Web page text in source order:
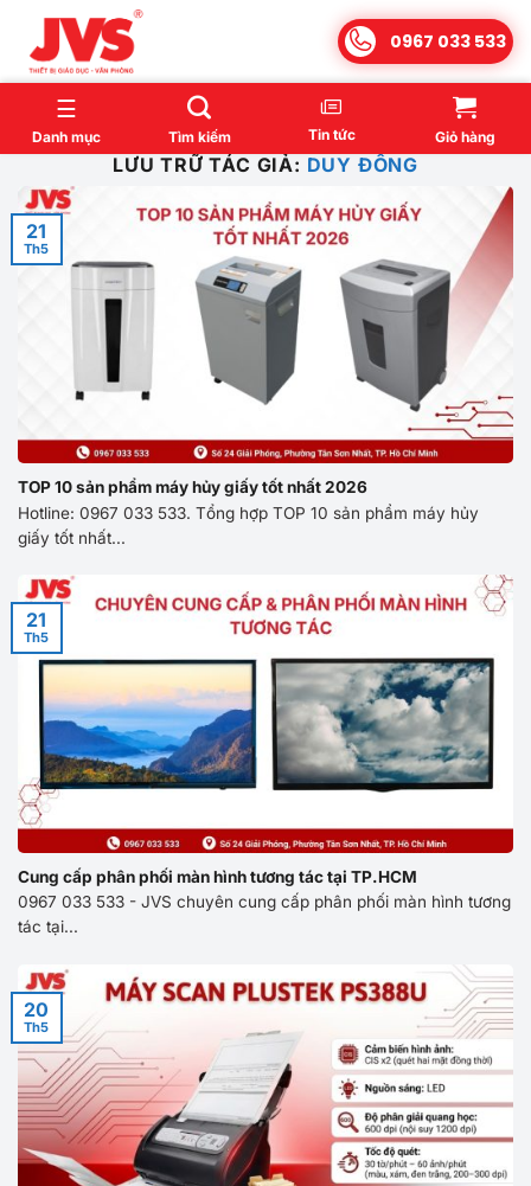
Danh mục Tìm kiếm Tin tức Giỏ hàng
0967 033 533
LƯU TRỮ TÁC GIẢ: DUY ĐÔNG
TOP 10 sản phẩm máy hủy giấy tốt nhất 2026
Hotline: 0967 033 533. Tổng hợp TOP 10 sản phẩm máy hủy
giấy tốt nhất...
21
Th5
Cung cấp phân phối màn hình tương tác tại TP.HCM
0967 033 533 - JVS chuyên cung cấp phân phối màn hình tương
tác tại...
21
Th5
20
Th5